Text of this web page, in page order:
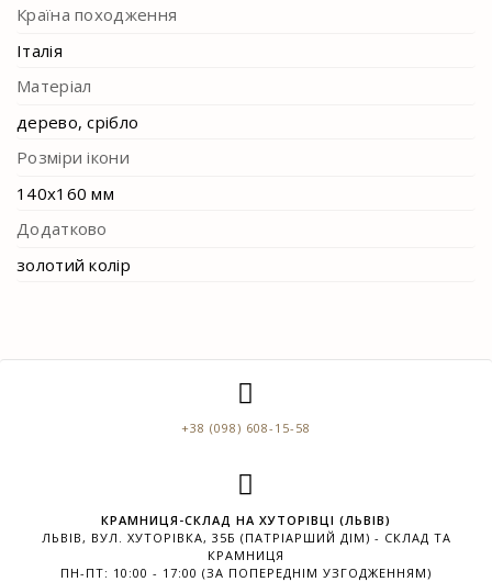
Країна походження
Італія
Матеріал
дерево, срібло
Розміри ікони
140х160 мм
Додатково
золотий колір
+38 (098) 608-15-58
КРАМНИЦЯ-СКЛАД НА ХУТОРІВЦІ (ЛЬВІВ)
ЛЬВІВ, ВУЛ. ХУТОРІВКА, 35Б (ПАТРІАРШИЙ ДІМ) - СКЛАД ТА
КРАМНИЦЯ
ПН-ПТ: 10:00 - 17:00 (ЗА ПОПЕРЕДНІМ УЗГОДЖЕННЯМ)